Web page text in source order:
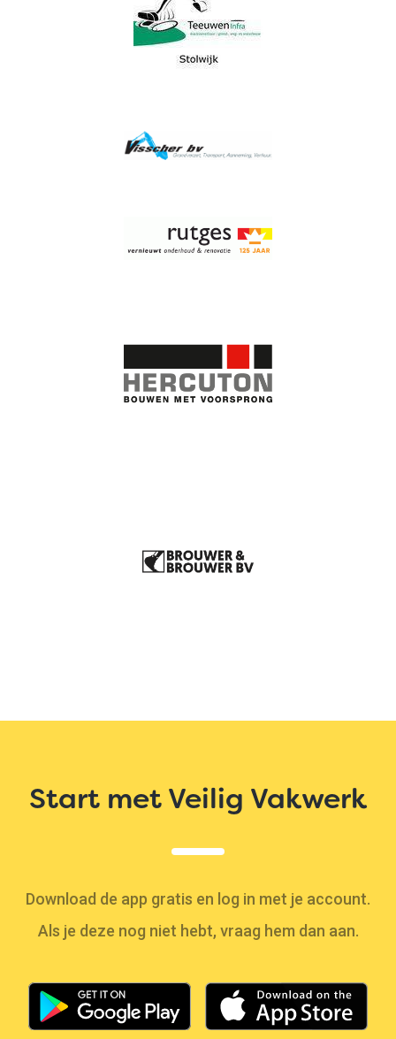
Start met Veilig Vakwerk
Download de app gratis en log in met je account.
Als je deze nog niet hebt, vraag hem dan aan.